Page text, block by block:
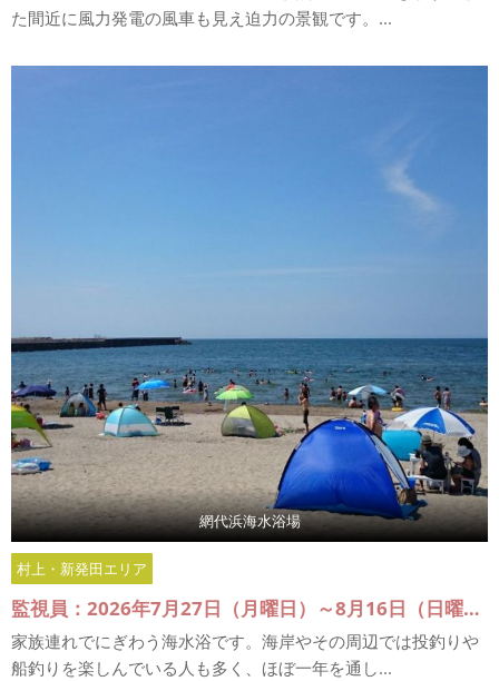
た間近に風力発電の風車も見え迫力の景観です。...
網代浜海水浴場
村上・新発田エリア
監視員：2026年7月27日（月曜日）～8月16日（日曜日）
家族連れでにぎわう海水浴です。海岸やその周辺では投釣りや
船釣りを楽しんでいる人も多く、ほぼ一年を通し...